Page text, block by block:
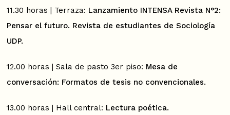
11.30 horas | Terraza: Lanzamiento INTENSA Revista N°2:
Pensar el futuro. Revista de estudiantes de Sociología
UDP.
12.00 horas | Sala de pasto 3er piso: Mesa de
conversación: Formatos de tesis no convencionales.
13.00 horas | Hall central: Lectura poética.